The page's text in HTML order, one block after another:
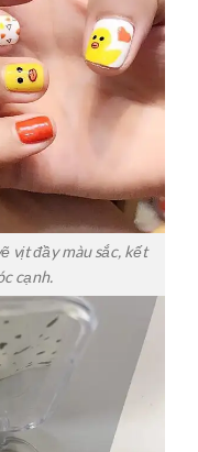
vịt đầy màu sắc, kết
cạnh.